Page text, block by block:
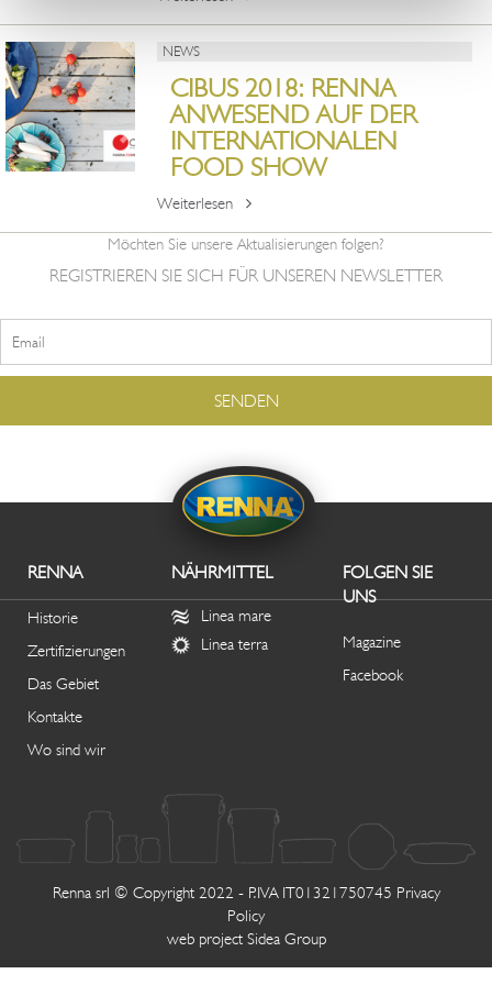
NEWS
CIBUS 2018: RENNA
ANWESEND AUF DER
INTERNATIONALEN
FOOD SHOW
Weiterlesen
Möchten Sie unsere Aktualisierungen folgen?
REGISTRIEREN SIE SICH FÜR UNSEREN NEWSLETTER
RENNA
Historie
Zertifizierungen
Das Gebiet
Kontakte
Wo sind wir
NÄHRMITTEL
Linea mare
Linea terra
FOLGEN SIE
UNS
Magazine
Facebook
Renna srl © Copyright 2022 - P.IVA IT01321750745 Privacy
Policy
web project Sidea Group